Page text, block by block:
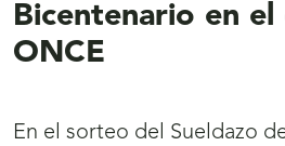
Bicentenario en
ONCE
En el sorteo del Sueldazo